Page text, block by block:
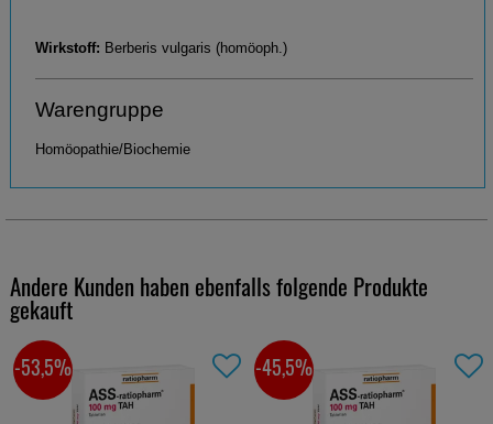
Wirkstoff: Berberis vulgaris (homöoph.)
Warengruppe
Homöopathie/Biochemie
Andere Kunden haben ebenfalls folgende Produkte
gekauft
-53,5% -45,5%